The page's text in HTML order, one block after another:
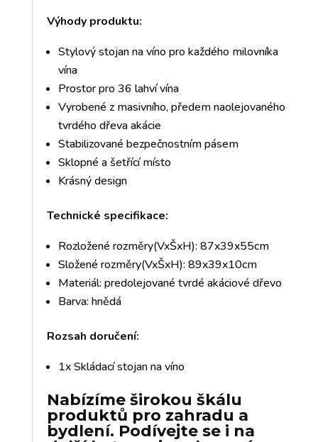
Výhody produktu:
Stylový stojan na víno pro každého milovníka
vína
Prostor pro 36 lahví vína
Vyrobené z masivního, předem naolejovaného
tvrdého dřeva akácie
Stabilizované bezpečnostním pásem
Sklopné a šetřící místo
Krásný design
Technické specifikace:
Rozložené rozměry(VxŠxH): 87x39x55cm
Složené rozměry(VxŠxH): 89x39x10cm
Materiál: predolejované tvrdé akáciové dřevo
Barva: hnědá
Rozsah doručení:
1x Skládací stojan na víno
Nabízíme širokou škálu
produktů pro zahradu a
bydlení. Podívejte se i na